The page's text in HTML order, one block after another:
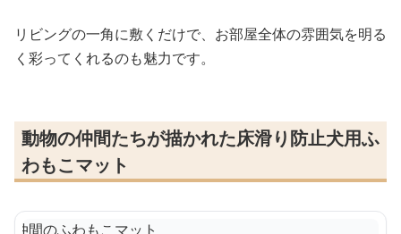
リビングの一角に敷くだけで、お部屋全体の雰囲気を明る
く彩ってくれるのも魅力です。
動物の仲間たちが描かれた床滑り防止犬用ふ
わもこマット